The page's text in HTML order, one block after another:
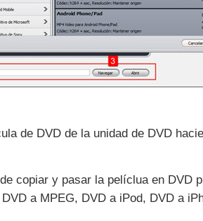
de DVD de la unidad de DVD
copiar y pasar la pelíclua en DVD
a MPEG, DVD a iPod, DVD a